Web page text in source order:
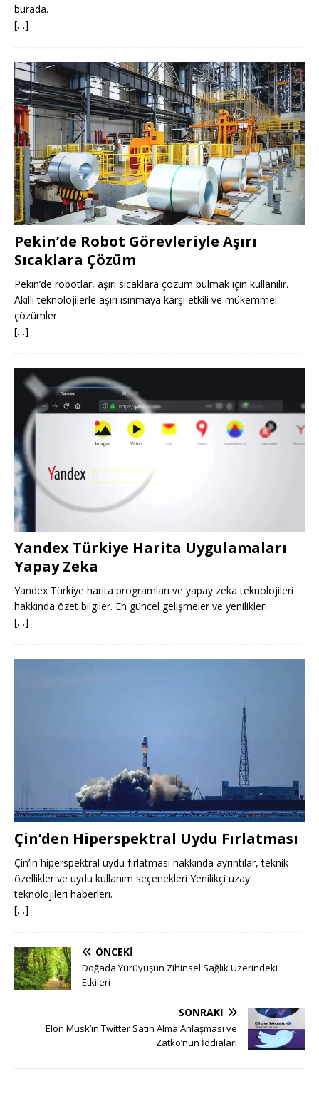
burada.
[…]
Pekin’de Robot Görevleriyle Aşırı
Sıcaklara Çözüm
Pekin’de robotlar, aşırı sıcaklara çözüm bulmak için kullanılır.
Akıllı teknolojilerle aşırı ısınmaya karşı etkili ve mükemmel
çözümler.
[…]
Yandex Türkiye Harita Uygulamaları
Yapay Zeka
Yandex Türkiye harita programları ve yapay zeka teknolojileri
hakkında özet bilgiler. En güncel gelişmeler ve yenilikleri.
[…]
Çin’den Hiperspektral Uydu Fırlatması
Çin’in hiperspektral uydu fırlatması hakkında ayrıntılar, teknik
özellikler ve uydu kullanım seçenekleri Yenilikçi uzay
teknolojileri haberleri.
[…]
ÖNCEKI
Doğada Yürüyüşün Zihinsel Sağlık Üzerindeki
Etkileri
SONRAKI
Elon Musk’ın Twitter Satın Alma Anlaşması ve
Zatko’nun İddiaları